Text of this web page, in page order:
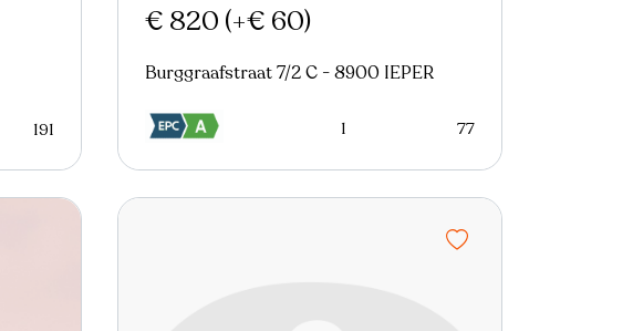
191
€ 820 (+€ 60)
Burggraafstraat 7/2 C - 8900 IEPER
1 77